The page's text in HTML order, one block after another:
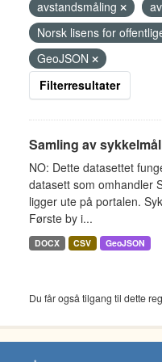
avstandsmåling
Norsk lisens for
GeoJSON
Filterresultater
Samling av
NO: Dette datasettet
datasett som omhandler
ligger ute på portalen.
Første by i...
DOCX CSV GeoJSON
Du får også tilgang til dette